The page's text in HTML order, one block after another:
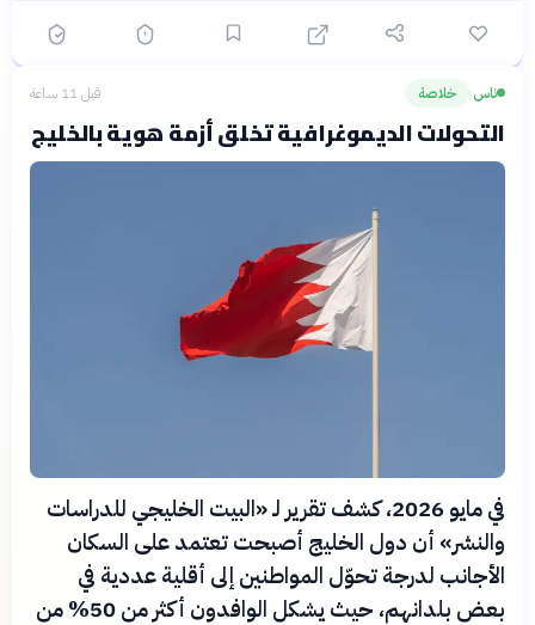
ناس› خلاصة قبل 11 ساعة
التحولات الديموغرافية تخلق أزمة هوية بالخليج
في مايو 2026، كشف تقرير لـ «البيت الخليجي للدراسات
والنشر» أن دول الخليج أصبحت تعتمد على السكان
الأجانب لدرجة تحوّل المواطنين إلى أقلية عددية في
بعض بلدانهم، حيث يشكل الوافدون أكثر من 50% من